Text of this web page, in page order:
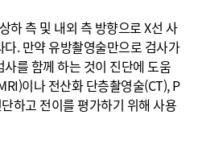
하 측 및 내외 측 방향으로 X선 사
. 만약 유방촬영술만으로 검사가
를 함께 하는 것이 진단에 도움
이나 전산화 단층촬영술(CT), P
하고 전이를 평가하기 위해 사용